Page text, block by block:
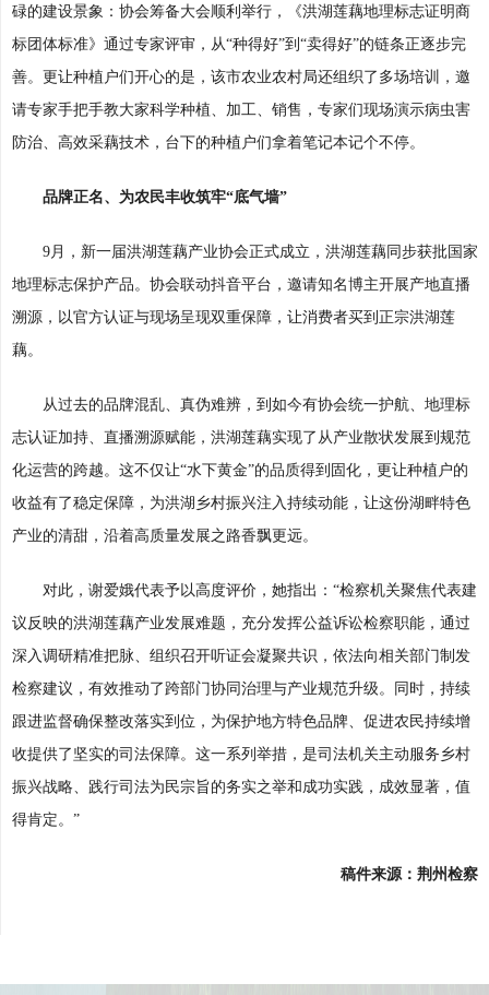
碌的建设景象：协会筹备大会顺利举行，《洪湖莲藕地理标志证明商
标团体标准》通过专家评审，从“种得好”到“卖得好”的链条正逐步完
善。更让种植户们开心的是，该市农业农村局还组织了多场培训，邀
请专家手把手教大家科学种植、加工、销售，专家们现场演示病虫害
防治、高效采藕技术，台下的种植户们拿着笔记本记个不停。
品牌正名、为农民丰收筑牢“底气墙”
9月，新一届洪湖莲藕产业协会正式成立，洪湖莲藕同步获批国家
地理标志保护产品。协会联动抖音平台，邀请知名博主开展产地直播
溯源，以官方认证与现场呈现双重保障，让消费者买到正宗洪湖莲
藕。
从过去的品牌混乱、真伪难辨，到如今有协会统一护航、地理标
志认证加持、直播溯源赋能，洪湖莲藕实现了从产业散状发展到规范
化运营的跨越。这不仅让“水下黄金”的品质得到固化，更让种植户的
收益有了稳定保障，为洪湖乡村振兴注入持续动能，让这份湖畔特色
产业的清甜，沿着高质量发展之路香飘更远。
对此，谢爱娥代表予以高度评价，她指出：“检察机关聚焦代表建
议反映的洪湖莲藕产业发展难题，充分发挥公益诉讼检察职能，通过
深入调研精准把脉、组织召开听证会凝聚共识，依法向相关部门制发
检察建议，有效推动了跨部门协同治理与产业规范升级。同时，持续
跟进监督确保整改落实到位，为保护地方特色品牌、促进农民持续增
收提供了坚实的司法保障。这一系列举措，是司法机关主动服务乡村
振兴战略、践行司法为民宗旨的务实之举和成功实践，成效显著，值
得肯定。”
稿件来源：荆州检察